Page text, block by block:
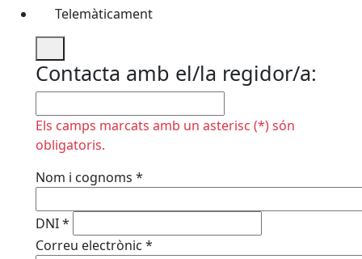
Telemàticament
Contacta amb el/la regidor/a:
Els camps marcats amb un asterisc (*) són
obligatoris.
Nom i cognoms *
DNI*
Correu electrònic *